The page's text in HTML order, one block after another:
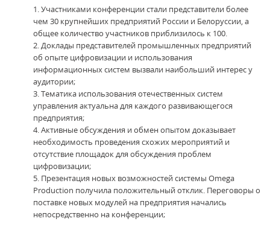
Участниками конференции стали представители более
чем 30 крупнейших предприятий России и Белоруссии, а
общее количество участников приблизилось к 100.
Доклады представителей промышленных предприятий
об опыте цифровизации и использования
информационных систем вызвали наибольший интерес у
аудитории;
Тематика использования отечественных систем
управления актуальна для каждого развивающегося
предприятия;
Активные обсуждения и обмен опытом доказывает
необходимость проведения схожих мероприятий и
отсутствие площадок для обсуждения проблем
цифровизации;
Презентация новых возможностей системы Omega
Production получила положительный отклик. Переговоры о
поставке новых модулей на предприятия начались
непосредственно на конференции;